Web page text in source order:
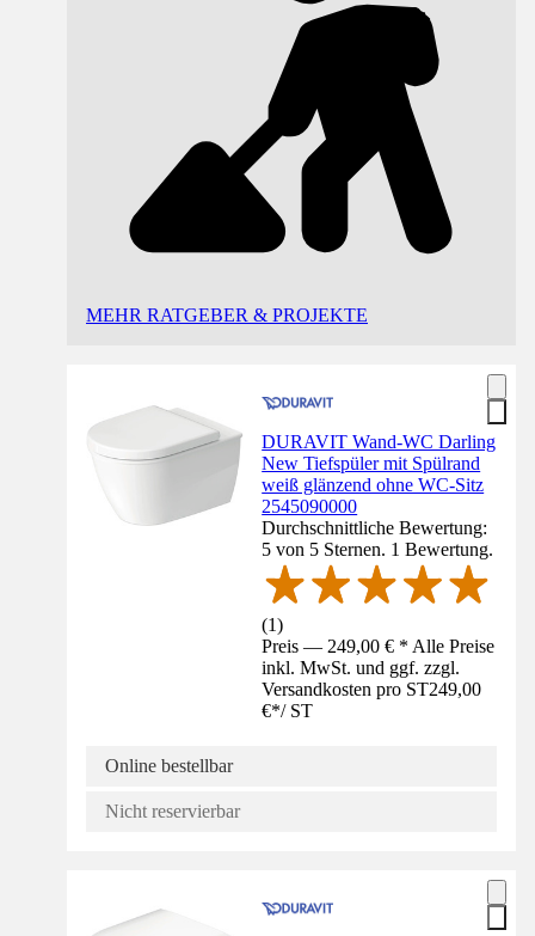
MEHR RATGEBER & PROJEKTE
DURAVIT Wand-WC Darling
New Tiefspüler mit Spülrand
weiß glänzend ohne WC-Sitz
2545090000
Durchschnittliche Bewertung:
5 von 5 Sternen. 1 Bewertung.
(1)
Preis — 249,00 € * Alle Preise
inkl. MwSt. und ggf. zzgl.
Versandkosten pro ST249,00
€*/ ST
Online bestellbar
Nicht reservierbar